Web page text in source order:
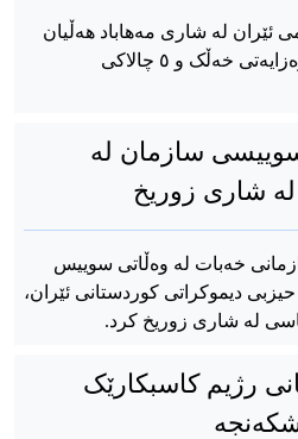
ئێران لە شاری مەهاباد هەڵیان
کوتایە سەر کۆبوونەوەی ناڕەزایەتی خەڵک و ٥ چالاکی
سازمان لە
شاری زوریخ
خەبات لە وەڵاتی سوییس
دیموکراتی کوردستانی ئێران،
لە شاری زوریخ کرد.
رژیم کاسبکارێک
شکەنجە